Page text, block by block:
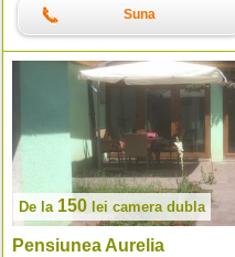
Suna
De la 150 lei camera dubla
Pensiunea Aurelia